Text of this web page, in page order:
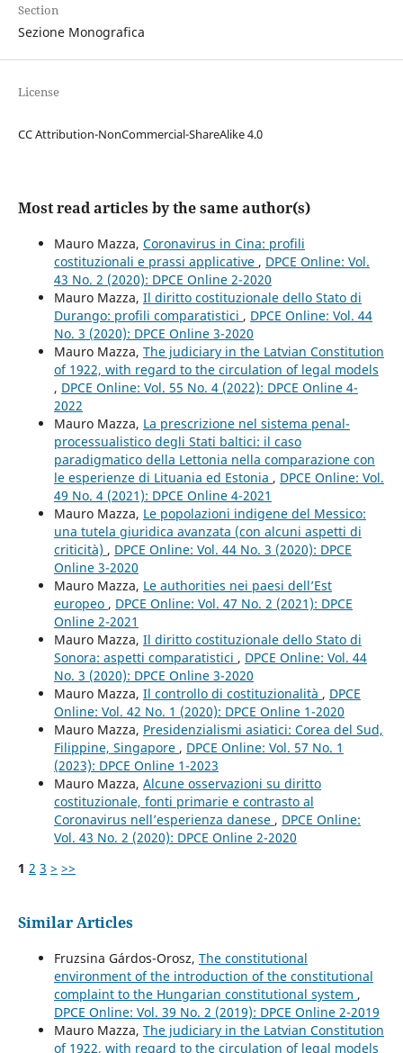
Section
Sezione Monografica
License
CC Attribution-NonCommercial-ShareAlike 4.0
Most read articles by the same author(s)
Mauro Mazza, Coronavirus in Cina: profili
costituzionali e prassi applicative , DPCE Online: Vol.
43 No. 2 (2020): DPCE Online 2-2020
Mauro Mazza, Il diritto costituzionale dello Stato di
Durango: profili comparatistici , DPCE Online: Vol. 44
No. 3 (2020): DPCE Online 3-2020
Mauro Mazza, The judiciary in the Latvian Constitution
of 1922, with regard to the circulation of legal models
, DPCE Online: Vol. 55 No. 4 (2022): DPCE Online 4-
2022
Mauro Mazza, La prescrizione nel sistema penal-
processualistico degli Stati baltici: il caso
paradigmatico della Lettonia nella comparazione con
le esperienze di Lituania ed Estonia , DPCE Online: Vol.
49 No. 4 (2021): DPCE Online 4-2021
Mauro Mazza, Le popolazioni indigene del Messico:
una tutela giuridica avanzata (con alcuni aspetti di
criticità) , DPCE Online: Vol. 44 No. 3 (2020): DPCE
Online 3-2020
Mauro Mazza, Le authorities nei paesi dell’Est
europeo , DPCE Online: Vol. 47 No. 2 (2021): DPCE
Online 2-2021
Mauro Mazza, Il diritto costituzionale dello Stato di
Sonora: aspetti comparatistici , DPCE Online: Vol. 44
No. 3 (2020): DPCE Online 3-2020
Mauro Mazza, Il controllo di costituzionalità , DPCE
Online: Vol. 42 No. 1 (2020): DPCE Online 1-2020
Mauro Mazza, Presidenzialismi asiatici: Corea del Sud,
Filippine, Singapore , DPCE Online: Vol. 57 No. 1
(2023): DPCE Online 1-2023
Mauro Mazza, Alcune osservazioni su diritto
costituzionale, fonti primarie e contrasto al
Coronavirus nell’esperienza danese , DPCE Online:
Vol. 43 No. 2 (2020): DPCE Online 2-2020
1 2 3 > >>
Similar Articles
Fruzsina Gárdos-Orosz, The constitutional
environment of the introduction of the constitutional
complaint to the Hungarian constitutional system ,
DPCE Online: Vol. 39 No. 2 (2019): DPCE Online 2-2019
Mauro Mazza, The judiciary in the Latvian Constitution
of 1922, with regard to the circulation of legal models